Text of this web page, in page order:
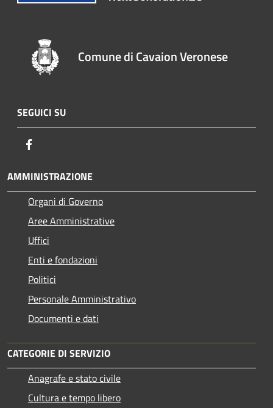
Comune di Cavaion Veronese
SEGUICI SU
AMMINISTRAZIONE
Organi di Governo
Aree Amministrative
Uffici
Enti e fondazioni
Politici
Personale Amministrativo
Documenti e dati
CATEGORIE DI SERVIZIO
Anagrafe e stato civile
Cultura e tempo libero